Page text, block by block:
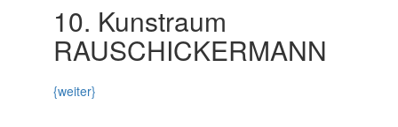
10. Kunstraum
RAUSCHICKERMANN
{weiter}